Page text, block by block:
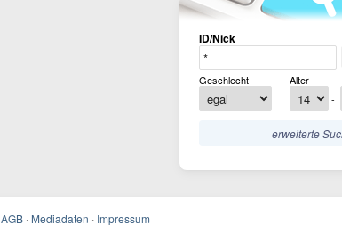
ID/Nick
Geschlecht
Alter
-
erweiterte
AGB · Mediadaten · Impressum